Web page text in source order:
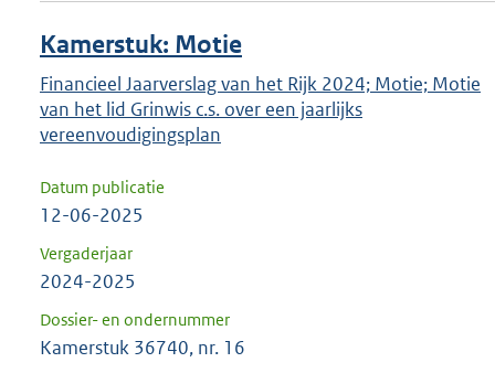
Kamerstuk: Motie
Financieel Jaarverslag van het Rijk 2024; Motie; Motie
van het lid Grinwis c.s. over een jaarlijks
vereenvoudigingsplan
Datum publicatie
12-06-2025
Vergaderjaar
2024-2025
Dossier- en ondernummer
Kamerstuk 36740, nr. 16